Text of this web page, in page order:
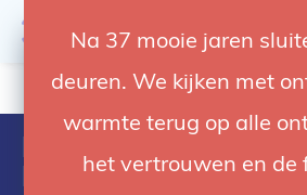
Na 37 mooie jaren
deuren. We kijken met
warmte terug op alle
het vertrouwen en de
4.92 / 5 op trusted shops
Producten getagd
Light Storm LS